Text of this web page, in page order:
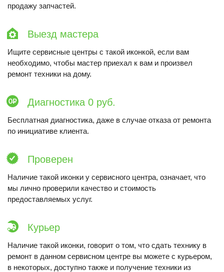
продажу запчастей.
Выезд мастера
Ищите сервисные центры с такой иконкой, если вам
необходимо, чтобы мастер приехал к вам и произвел
ремонт техники на дому.
Диагностика 0 руб.
Бесплатная диагностика, даже в случае отказа от ремонта
по инициативе клиента.
Проверен
Наличие такой иконки у сервисного центра, означает, что
мы лично проверили качество и стоимость
предоставляемых услуг.
Курьер
Наличие такой иконки, говорит о том, что сдать технику в
ремонт в данном сервисном центре вы можете с курьером,
в некоторых, доступно также и получение техники из